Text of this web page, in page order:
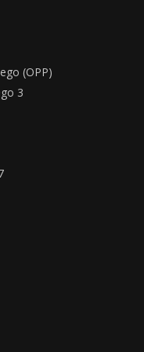
(OPP)
3